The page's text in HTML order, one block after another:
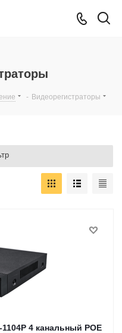
- Видеорегистраторы
4 канальный POE